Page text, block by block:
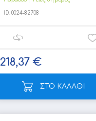
ID: 0024-82708
218,37 €
ΣΤΟ ΚΑΛΑΘΙ